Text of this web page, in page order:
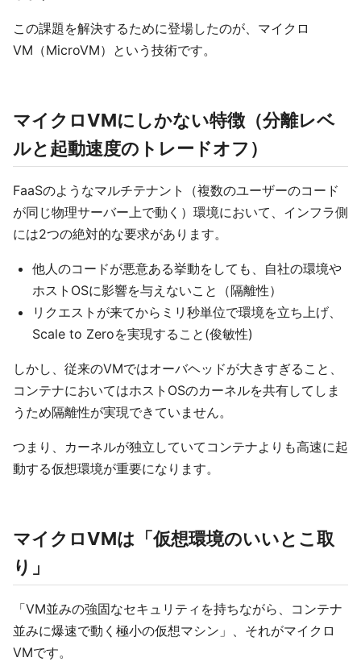
この課題を解決するために登場したのが、マイクロ
VM（MicroVM）という技術です。
マイクロVMにしかない特徴（分離レベ
ルと起動速度のトレードオフ）
FaaSのようなマルチテナント（複数のユーザーのコード
が同じ物理サーバー上で動く）環境において、インフラ側
には2つの絶対的な要求があります。
他人のコードが悪意ある挙動をしても、自社の環境や
ホストOSに影響を与えないこと（隔離性）
リクエストが来てからミリ秒単位で環境を立ち上げ、
Scale to Zeroを実現すること(俊敏性)
しかし、従来のVMではオーバヘッドが大きすぎること、
コンテナにおいてはホストOSのカーネルを共有してしま
うため隔離性が実現できていません。
つまり、カーネルが独立していてコンテナよりも高速に起
動する仮想環境が重要になります。
マイクロVMは「仮想環境のいいとこ取
り」
「VM並みの強固なセキュリティを持ちながら、コンテナ
並みに爆速で動く極小の仮想マシン」、それがマイクロ
VMです。